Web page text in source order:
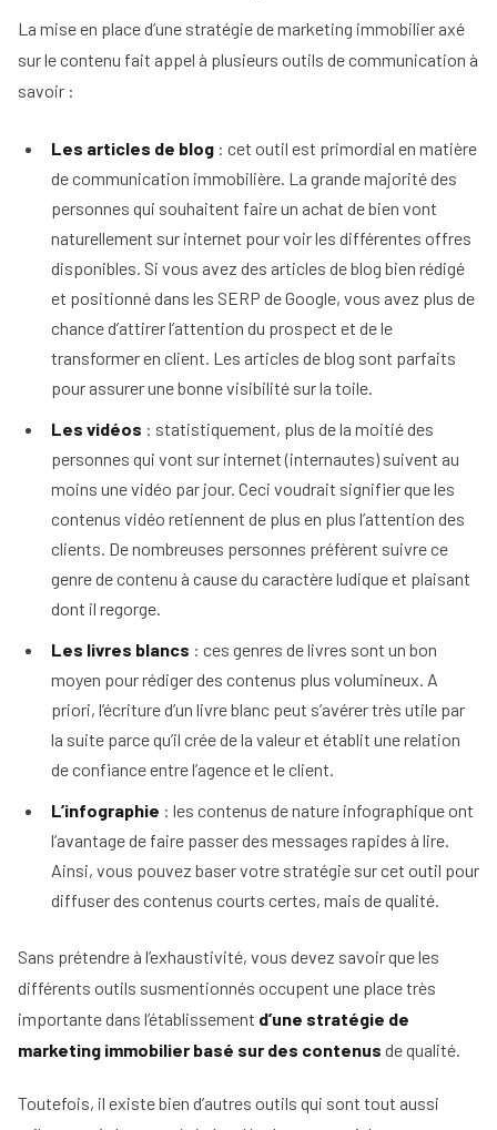
La mise en place d’une stratégie de marketing immobilier axé
sur le contenu fait appel à plusieurs outils de communication à
savoir :
Les articles de blog : cet outil est primordial en matière
de communication immobilière. La grande majorité des
personnes qui souhaitent faire un achat de bien vont
naturellement sur internet pour voir les différentes offres
disponibles. Si vous avez des articles de blog bien rédigé
et positionné dans les SERP de Google, vous avez plus de
chance d’attirer l’attention du prospect et de le
transformer en client. Les articles de blog sont parfaits
pour assurer une bonne visibilité sur la toile.
Les vidéos : statistiquement, plus de la moitié des
personnes qui vont sur internet (internautes) suivent au
moins une vidéo par jour. Ceci voudrait signifier que les
contenus vidéo retiennent de plus en plus l’attention des
clients. De nombreuses personnes préfèrent suivre ce
genre de contenu à cause du caractère ludique et plaisant
dont il regorge.
Les livres blancs : ces genres de livres sont un bon
moyen pour rédiger des contenus plus volumineux. A
priori, l’écriture d’un livre blanc peut s’avérer très utile par
la suite parce qu’il crée de la valeur et établit une relation
de confiance entre l’agence et le client.
L’infographie : les contenus de nature infographique ont
l’avantage de faire passer des messages rapides à lire.
Ainsi, vous pouvez baser votre stratégie sur cet outil pour
diffuser des contenus courts certes, mais de qualité.
Sans prétendre à l’exhaustivité, vous devez savoir que les
différents outils susmentionnés occupent une place très
importante dans l’établissement d’une stratégie de
marketing immobilier basé sur des contenus de qualité.
Toutefois, il existe bien d’autres outils qui sont tout aussi